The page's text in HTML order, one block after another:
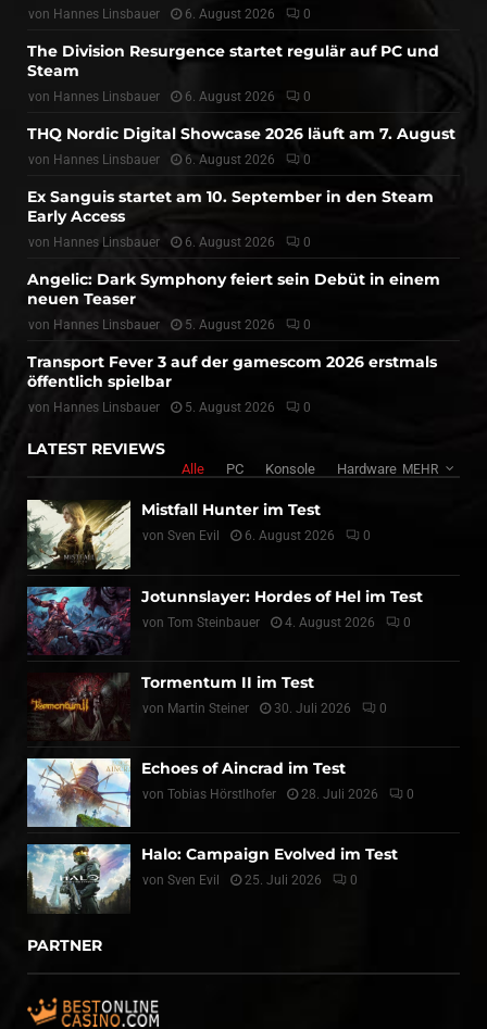
von Hannes Linsbauer 6. August 2026 0
The Division Resurgence startet regulär auf PC und
Steam
von Hannes Linsbauer 6. August 2026 0
THQ Nordic Digital Showcase 2026 läuft am 7. August
von Hannes Linsbauer 6. August 2026 0
Ex Sanguis startet am 10. September in den Steam
Early Access
von Hannes Linsbauer 6. August 2026 0
Angelic: Dark Symphony feiert sein Debüt in einem
neuen Teaser
von Hannes Linsbauer 5. August 2026 0
Transport Fever 3 auf der gamescom 2026 erstmals
öffentlich spielbar
von Hannes Linsbauer 5. August 2026 0
LATEST REVIEWS
Alle PC Konsole Hardware MEHR
Mistfall Hunter im Test
von Sven Evil 6. August 2026 0
Jotunnslayer: Hordes of Hel im Test
von Tom Steinbauer 4. August 2026 0
Tormentum II im Test
von Martin Steiner 30. Juli 2026 0
Echoes of Aincrad im Test
von Tobias Hörstlhofer 28. Juli 2026 0
Halo: Campaign Evolved im Test
von Sven Evil 25. Juli 2026 0
PARTNER